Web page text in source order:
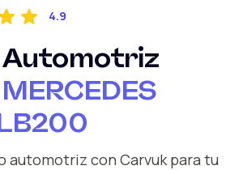
4.9
MERCEDES
automotriz con Carvuk para tu